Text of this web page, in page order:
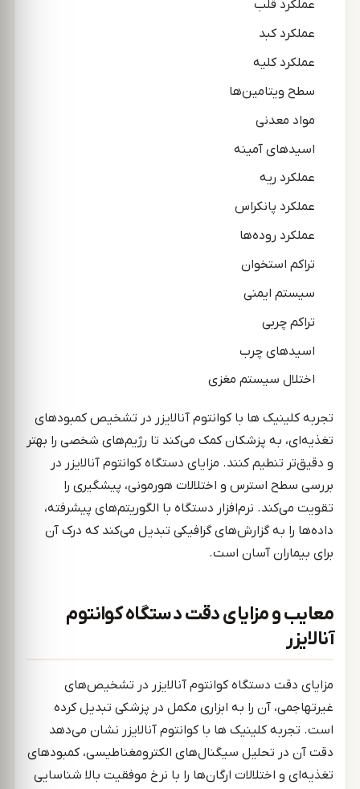
عملکرد قلب
عملکرد کبد
عملکرد کلیه
سطح ویتامین‌ها
مواد معدنی
اسیدهای آمینه
عملکرد ریه
عملکرد پانکراس
عملکرد روده‌ها
تراکم استخوان
سیستم ایمنی
تراکم چربی
اسیدهای چرب
اختلال سیستم مغزی
تجربه کلینیک ها با کوانتوم آنالایزر در تشخیص کمبودهای
تغذیه‌ای، به پزشکان کمک می‌کند تا رژیم‌های شخصی را بهتر
و دقیق‌تر تنطیم کنند. مزایای دستگاه کوانتوم آنالایزر در
بررسی سطح استرس و اختلالات هورمونی، پیشگیری را
تقویت می‌کند. نرم‌افزار دستگاه با الگوریتم‌های پیشرفته،
داده‌ها را به گزارش‌های گرافیکی تبدیل می‌کند که درک آن
برای بیماران آسان است.
معایب و مزایای دقت دستگاه کوانتوم
آنالایزر
مزایای دقت دستگاه کوانتوم آنالایزر در تشخیص‌های
غیرتهاجمی، آن را به ابزاری مکمل در پزشکی تبدیل کرده
است. تجربه کلینیک ها با کوانتوم آنالایزر نشان می‌دهد
دقت آن در تحلیل سیگنال‌های الکترومغناطیسی، کمبودهای
تغذیه‌ای و اختلالات ارگان‌ها را با نرخ موفقیت بالا شناسایی